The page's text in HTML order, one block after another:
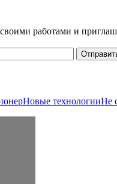
работами и
Новые технологииНе